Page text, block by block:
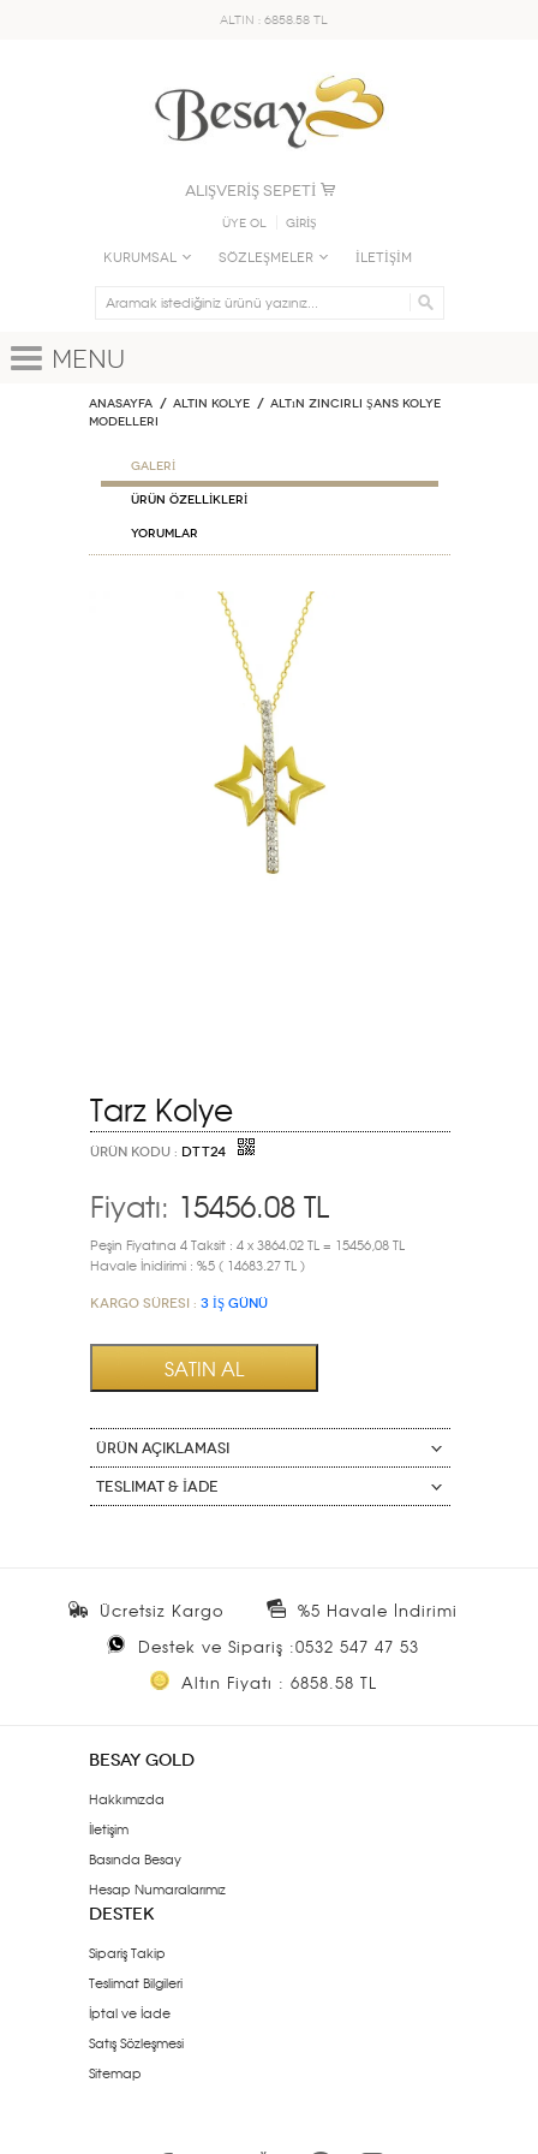
ALTIN : 6858.58 TL
ALIŞVERİŞ SEPETİ
Üye Ol GİRİŞ
KURUMSAL SÖZLEŞMELER İLETİŞİM
Menu
Anasayfa ALTIN KOLYE
Altın Zincirli Şans Kolye
Modelleri
GALERİ
ÜRÜN ÖZELLİKLERİ
Yorumlar
Tarz Kolye
ÜRÜN KODU : DTT24
Fiyatı: 15456.08 TL
Peşin Fiyatına 4 Taksit : 4 x 3864.02 TL = 15456,08 TL
Havale İnidirimi : %5 ( 14683.27 TL )
Kargo Süresi : 3 İŞ GÜNÜ
ÜRÜN AÇIKLAMASI
Teslimat & İade
Ücretsiz Kargo
%5 Havale İndirimi
Destek ve Sipariş :0532 547 47 53
Altın Fiyatı : 6858.58 TL
BESAY GOLD
Hakkımızda
İletişim
Basında Besay
Hesap Numaralarımız
DESTEK
Sipariş Takip
Teslimat Bilgileri
İptal ve İade
Satış Sözleşmesi
Sitemap